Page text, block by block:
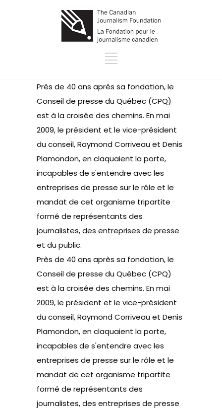
Près de 40 ans après sa fondation, le
Conseil de presse du Québec (CPQ)
est à la croisée des chemins. En mai
2009, le président et le vice-président
du conseil, Raymond Corriveau et Denis
Plamondon, en claquaient la porte,
incapables de s'entendre avec les
entreprises de presse sur le rôle et le
mandat de cet organisme tripartite
formé de représentants des
journalistes, des entreprises de presse
et du public.
Près de 40 ans après sa fondation, le
Conseil de presse du Québec (CPQ)
est à la croisée des chemins. En mai
2009, le président et le vice-président
du conseil, Raymond Corriveau et Denis
Plamondon, en claquaient la porte,
incapables de s'entendre avec les
entreprises de presse sur le rôle et le
mandat de cet organisme tripartite
formé de représentants des
journalistes, des entreprises de presse